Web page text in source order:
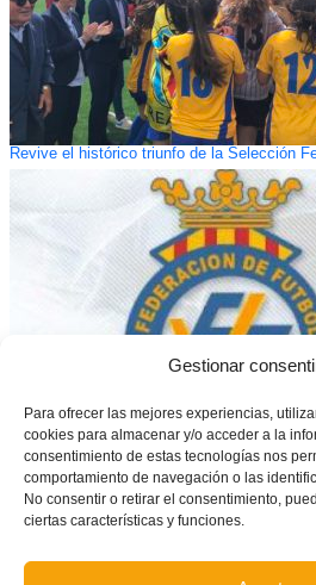
Gestionar
Para ofrecer las mejores experiencias,
cookies para almacenar y/o acceder a la
consentimiento de estas tecnologías nos
comportamiento de navegación o las
No consentir o retirar el consentimiento,
ciertas características y funciones.
Revive el histórico triunfo de la Selección
Cambios en los grupos de Segunda